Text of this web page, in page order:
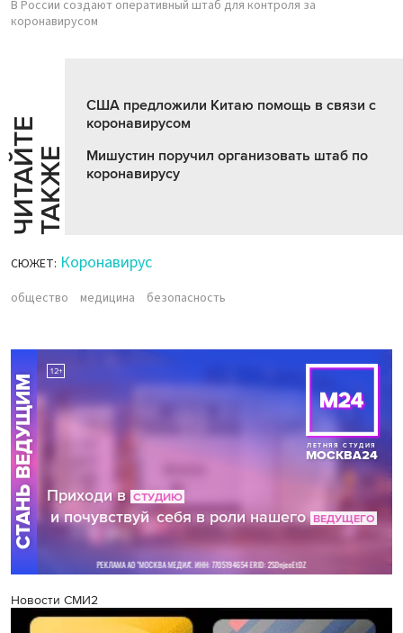
В России создают оперативный штаб для контроля за
коронавирусом
Ч
И
Т
АЙ
Т
Е
Т
А
К
ЖЕ
США предложили Китаю помощь в связи с
коронавирусом
Мишустин поручил организовать штаб по
коронавирусу
СЮЖЕТ: Коронавирус
общество медицина безопасность
Новости СМИ2